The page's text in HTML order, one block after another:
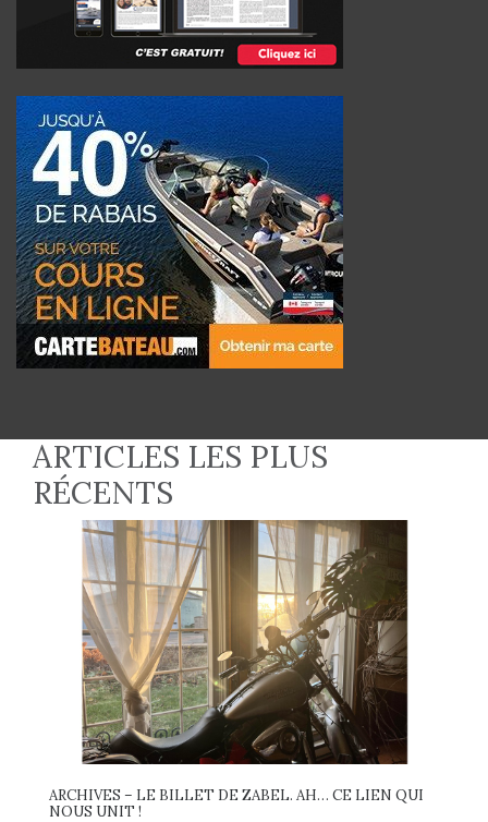
ARTICLES LES PLUS
RÉCENTS
ARCHIVES – LE BILLET DE ZABEL. AH… CE LIEN QUI
NOUS UNIT !